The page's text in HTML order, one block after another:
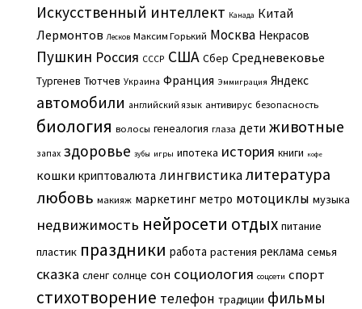
Искусственный интеллект Канада Китай
Лермонтов Лесков Максим Горький Москва Некрасов
Пушкин Россия СССР США Сбер Средневековье
Тургенев Тютчев Украина Франция Эммиграция Яндекс
автомобили английский язык антивирус безопасность
биология волосы генеалогия глаза дети животные
запах здоровье зубы игры ипотека история книги кофе
кошки криптовалюта лингвистикалитература
любовь макияж маркетинг метро мотоциклы музыка
недвижимость нейросети отдых питание
пластик праздники работа растения реклама семья
сказка сленг солнце сон социология соцсети спорт
стихотворение телефон традиции фильмы